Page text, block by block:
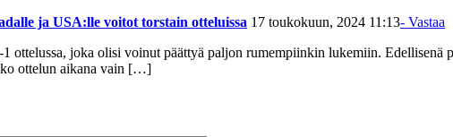
ja USA:lle voitot torstain otteluissa 17 toukokuun, 2024 11:13- Vastaa
joka olisi voinut päättyä paljon rumempiinkin lukemiin. Edellisenä
ottelun aikana vain […]